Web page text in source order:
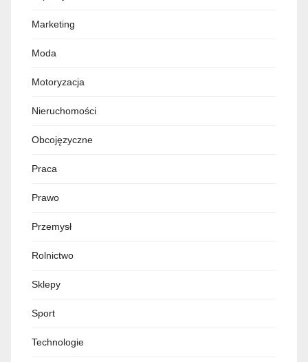
Marketing
Moda
Motoryzacja
Nieruchomości
Obcojęzyczne
Praca
Prawo
Przemysł
Rolnictwo
Sklepy
Sport
Technologie